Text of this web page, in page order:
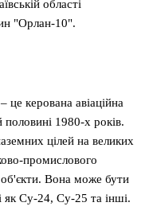
області
"Орлан-10".
керована авіаційна
1980-х років.
цілей на великих
промислового
об'єкти. Вона може бути
як Су-24, Су-25 та інші.